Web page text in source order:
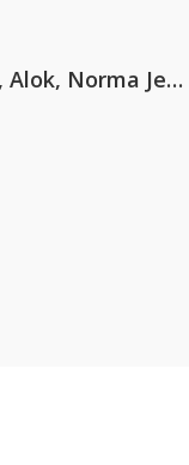
Armin van Buuren, Alok, Norma Jean Martine & LAWRENT